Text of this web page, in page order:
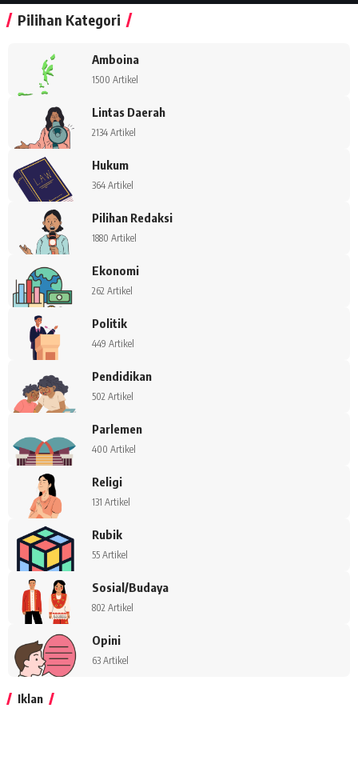
Pilihan Kategori
Amboina
1500 Artikel
Lintas Daerah
2134 Artikel
Hukum
364 Artikel
Pilihan Redaksi
1880 Artikel
Ekonomi
262 Artikel
Politik
449 Artikel
Pendidikan
502 Artikel
Parlemen
400 Artikel
Religi
131 Artikel
Rubik
55 Artikel
Sosial/Budaya
802 Artikel
Opini
63 Artikel
Iklan